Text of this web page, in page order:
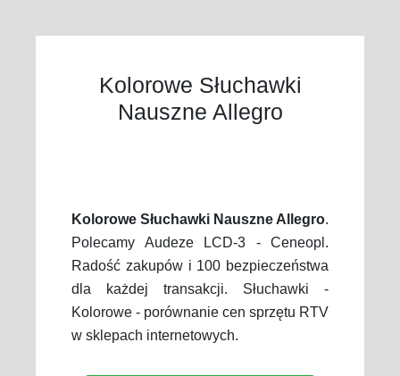
Kolorowe Słuchawki
Nauszne Allegro
Kolorowe Słuchawki Nauszne Allegro.
Polecamy Audeze LCD-3 - Ceneopl.
Radość zakupów i 100 bezpieczeństwa
dla każdej transakcji. Słuchawki -
Kolorowe - porównanie cen sprzętu RTV
w sklepach internetowych.